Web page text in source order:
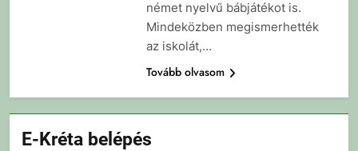
német nyelvű bábjátékot is.
Mindeközben megismerhették
az iskolát,…
Tovább olvasom
E-Kréta belépés